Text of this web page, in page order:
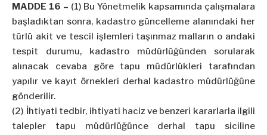
MADDE 16 – (1) Bu Yönetmelik kapsamında çalışmalara
başladıktan sonra, kadastro güncelleme alanındaki her
türlü akit ve tescil işlemleri taşınmaz malların o andaki
tespit durumu, kadastro müdürlüğünden sorularak
alınacak cevaba göre tapu müdürlükleri tarafından
yapılır ve kayıt örnekleri derhal kadastro müdürlüğüne
gönderilir.
(2) İhtiyati tedbir, ihtiyati haciz ve benzeri kararlarla ilgili
talepler tapu müdürlüğünce derhal tapu siciline